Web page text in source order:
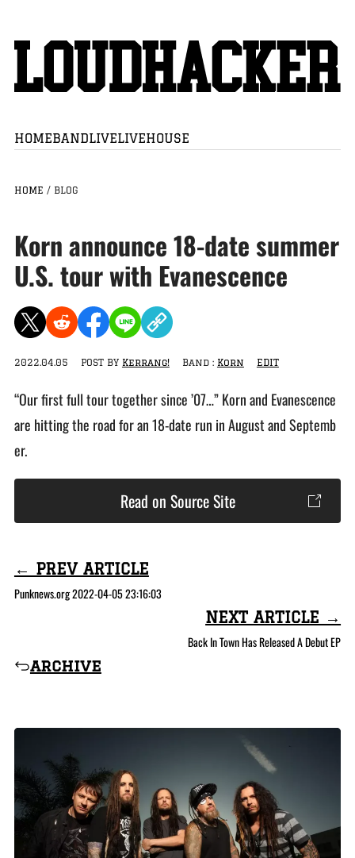
HOMEBANDLIVELIVEHOUSE
HOME / BLOG
Korn announce 18-date summer
U.S. tour with Evanescence
2022.04.05 POST BY Kerrang! Band : Korn EDIT
“Our first full tour together since ’07…” Korn and Evanescence
are hitting the road for an 18-date run in August and Septemb
er.
Read on Source Site
← PREV ARTICLE
Punknews.org 2022-04-05 23:16:03
archive
NEXT ARTICLE →
Back In Town Has Released A Debut EP